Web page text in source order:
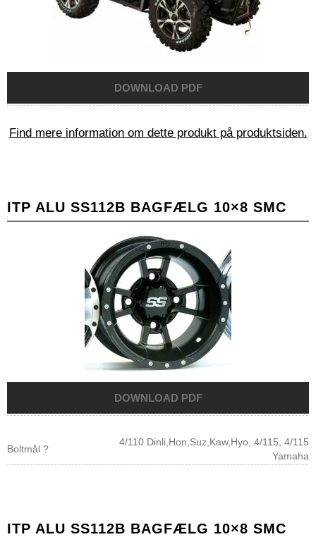
Find mere information om dette produkt på produktsiden.
ITP ALU SS112B BAGFÆLG 10×8 SMC
Boltmål ?
4/110 Dinli,Hon,Suz,Kaw,Hyo, 4/115, 4/115
Yamaha
ITP ALU SS112B BAGFÆLG 10×8 SMC